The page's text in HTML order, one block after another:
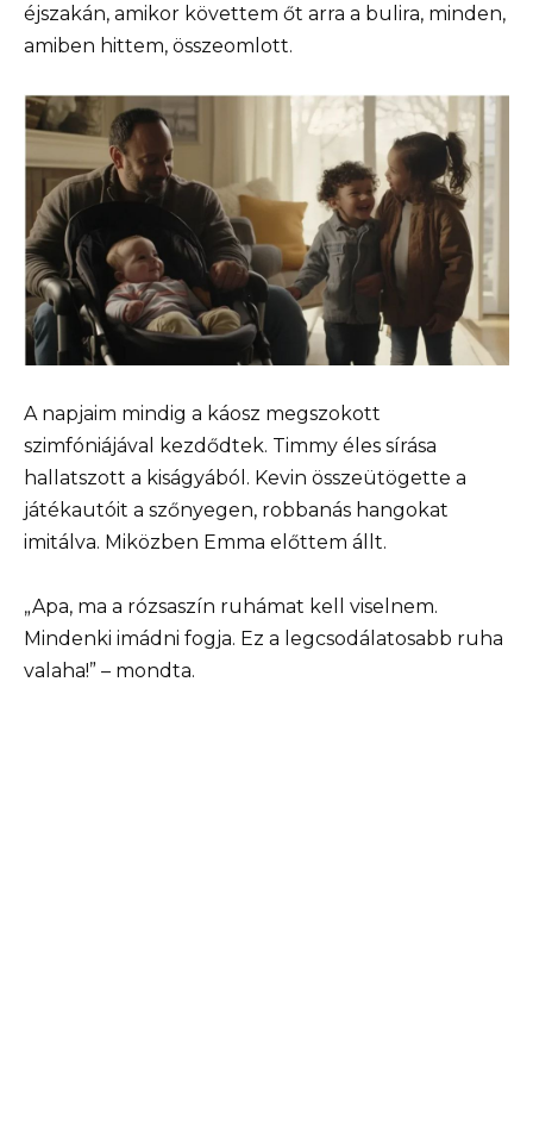
éjszakán, amikor követtem őt arra a bulira, minden,
amiben hittem, összeomlott.
A napjaim mindig a káosz megszokott
szimfóniájával kezdődtek. Timmy éles sírása
hallatszott a kiságyából. Kevin összeütögette a
játékautóit a szőnyegen, robbanás hangokat
imitálva. Miközben Emma előttem állt.
„Apa, ma a rózsaszín ruhámat kell viselnem.
Mindenki imádni fogja. Ez a legcsodálatosabb ruha
valaha!” – mondta.